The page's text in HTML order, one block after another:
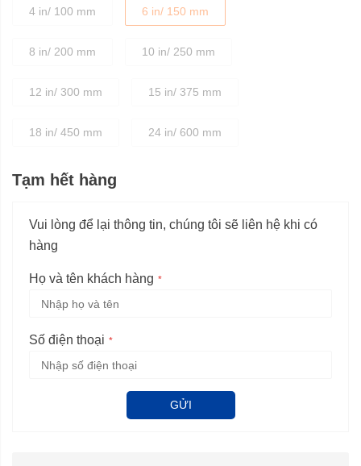
4 in/ 100 mm 6 in/ 150 mm
8 in/ 200 mm 10 in/ 250 mm
12 in/ 300 mm 15 in/ 375 mm
18 in/ 450 mm 24 in/ 600 mm
Tạm hết hàng
Vui lòng để lại thông tin, chúng tôi sẽ liên hệ khi có
hàng
Họ và tên khách hàng
Số điện thoại
GỬI